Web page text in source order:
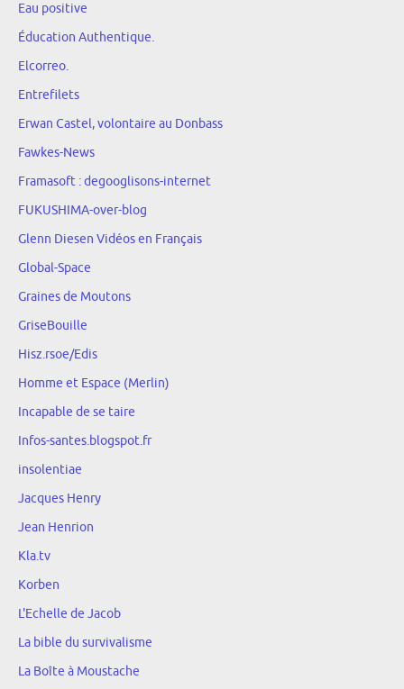
Eau positive
Éducation Authentique.
Elcorreo.
Entrefilets
Erwan Castel, volontaire au Donbass
Fawkes-News
Framasoft : degooglisons-internet
FUKUSHIMA-over-blog
Glenn Diesen Vidéos en Français
Global-Space
Graines de Moutons
GriseBouille
Hisz.rsoe/Edis
Homme et Espace (Merlin)
Incapable de se taire
Infos-santes.blogspot.fr
insolentiae
Jacques Henry
Jean Henrion
Kla.tv
Korben
L'Echelle de Jacob
La bible du survivalisme
La Boîte à Moustache